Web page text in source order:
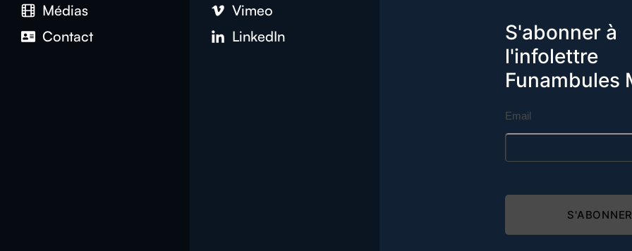
Médias
Contact
Vimeo
LinkedIn
S'abonner à
l'infolettre
Funambules
Email
S'ABONNER